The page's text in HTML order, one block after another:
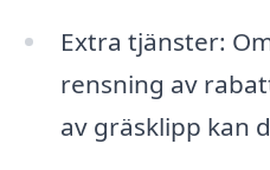
Extra tjänster:
rensning av
av gräsklipp kan